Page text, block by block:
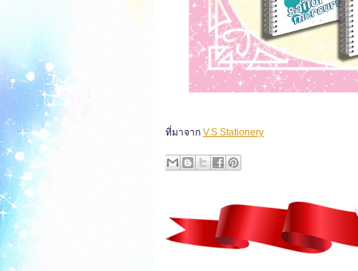
ที่มาจาก V.S Stationery